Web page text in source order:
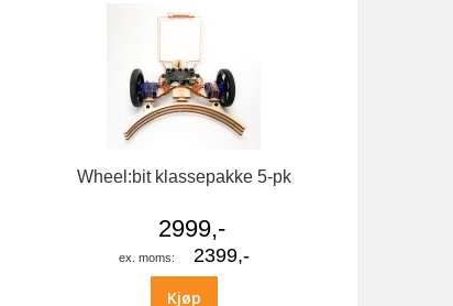
Wheel:bit klassepakke 5-pk
2999,-
2399,-
Kjøp